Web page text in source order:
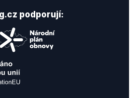
podporují: